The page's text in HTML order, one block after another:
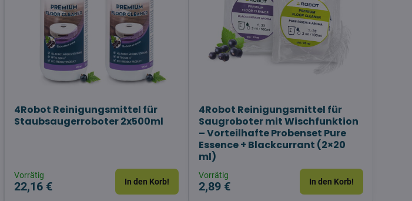
4Robot Reinigungsmittel für
Staubsaugerroboter 2x500ml
Vorrätig
22,16 € In den Korb!
4Robot Reinigungsmittel für
Saugroboter mit Wischfunktion
– Vorteilhafte Probenset Pure
Essence + Blackcurrant (2×20
ml)
Vorrätig
2,89 € In den Korb!